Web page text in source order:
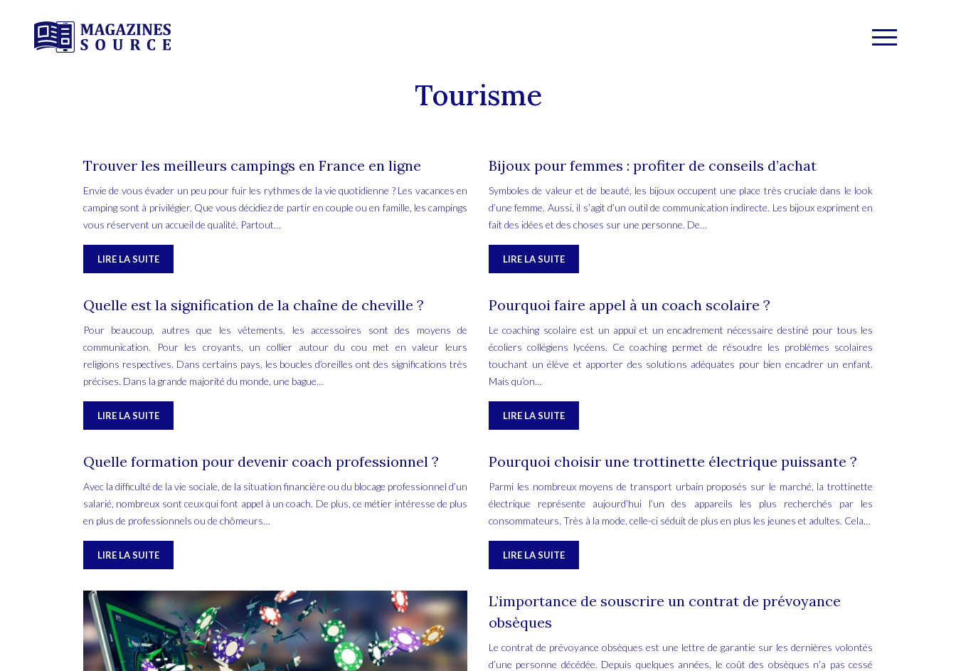
Tourisme
Trouver les meilleurs campings en France en ligne
Envie de vous évader un peu pour fuir les rythmes de la vie quotidienne ? Les vacances en
camping sont à privilégier. Que vous décidiez de partir en couple ou en famille, les campings
vous réservent un accueil de qualité. Partout…
LIRE LA SUITE
Bijoux pour femmes : profiter de conseils d’achat
Symboles de valeur et de beauté, les bijoux occupent une place très cruciale dans le look
d’une femme. Aussi, il s’agit d’un outil de communication indirecte. Les bijoux expriment en
fait des idées et des choses sur une personne. De…
LIRE LA SUITE
Quelle est la signification de la chaîne de cheville ?
Pour beaucoup, autres que les vêtements, les accessoires sont des moyens de
communication. Pour les croyants, un collier autour du cou met en valeur leurs
religions respectives. Dans certains pays, les boucles d’oreilles ont des significations très
précises. Dans la grande majorité du monde, une bague…
LIRE LA SUITE
Pourquoi faire appel à un coach scolaire ?
Le coaching scolaire est un appui et un encadrement nécessaire destiné pour tous les
écoliers collégiens lycéens. Ce coaching permet de résoudre les problèmes scolaires
touchant un élève et apporter des solutions adéquates pour bien encadrer un enfant.
Mais qu’on…
LIRE LA SUITE
Quelle formation pour devenir coach professionnel ?
Avec la difficulté de la vie sociale, de la situation financière ou du blocage professionnel d’un
salarié, nombreux sont ceux qui font appel à un coach. De plus, ce métier intéresse de plus
en plus de professionnels ou de chômeurs…
LIRE LA SUITE
Pourquoi choisir une trottinette électrique puissante ?
Parmi les nombreux moyens de transport urbain proposés sur le marché, la trottinette
électrique représente aujourd’hui l’un des appareils les plus recherchés par les
consommateurs. Très à la mode, celle-ci séduit de plus en plus les jeunes et adultes. Cela…
LIRE LA SUITE
L’importance de souscrire un contrat de prévoyance
obsèques
Le contrat de prévoyance obsèques est une lettre de garantie sur les dernières volontés
d’une personne décédée. Depuis quelques années, le coût des obsèques n’a pas cessé